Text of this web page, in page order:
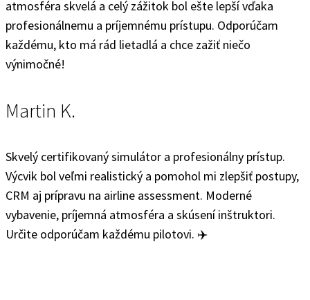
atmosféra skvelá a celý zážitok bol ešte lepší vďaka
profesionálnemu a príjemnému prístupu. Odporúčam
každému, kto má rád lietadlá a chce zažiť niečo
výnimočné!
Martin K.
Skvelý certifikovaný simulátor a profesionálny prístup.
Výcvik bol veľmi realistický a pomohol mi zlepšiť postupy,
CRM aj prípravu na airline assessment. Moderné
vybavenie, príjemná atmosféra a skúsení inštruktori.
Určite odporúčam každému pilotovi. ✈️